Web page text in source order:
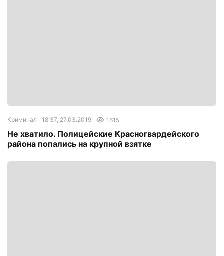
Криминал 18:37, 27.03.2019 1615
Не хватило. Полицейские Красногвардейского
района попались на крупной взятке